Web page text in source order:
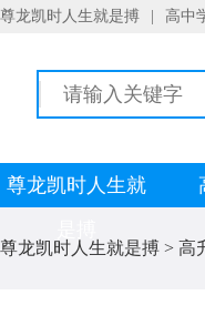
尊龙凯时人生就是搏 高中
尊龙凯时人生就
尊龙凯时人生就是搏 > 高